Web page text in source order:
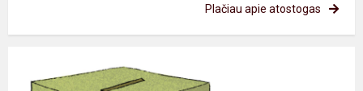
Plačiau apie atostogas